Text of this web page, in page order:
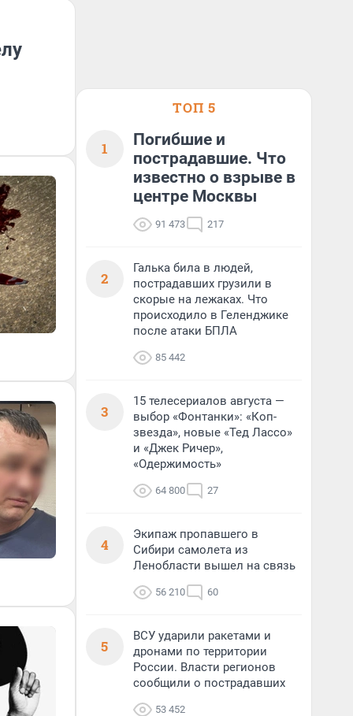
ТОП 5
1
Погибшие и
пострадавшие. Что
известно о взрыве в
центре Москвы
91 473 217
2
Галька била в людей,
пострадавших грузили в
скорые на лежаках. Что
происходило в Геленджике
после атаки БПЛА
85 442
3
15 телесериалов августа —
выбор «Фонтанки»: «Коп-
звезда», новые «Тед Лассо»
и «Джек Ричер»,
«Одержимость»
64 800 27
4
Экипаж пропавшего в
Сибири самолета из
Ленобласти вышел на связь
56 210 60
5
ВСУ ударили ракетами и
дронами по территории
России. Власти регионов
сообщили о пострадавших
53 452